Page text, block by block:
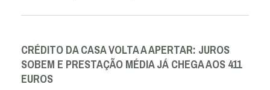
CRÉDITO DA CASA VOLTA A APERTAR: JUROS
SOBEM E PRESTAÇÃO MÉDIA JÁ CHEGA AOS 411
EUROS